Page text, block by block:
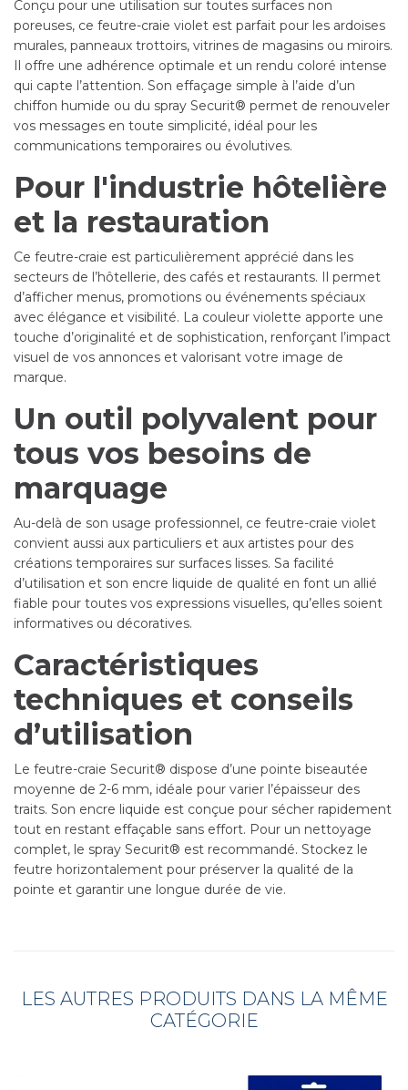
Conçu pour une utilisation sur toutes surfaces non
poreuses, ce feutre-craie violet est parfait pour les ardoises
murales, panneaux trottoirs, vitrines de magasins ou miroirs.
Il offre une adhérence optimale et un rendu coloré intense
qui capte l’attention. Son effaçage simple à l’aide d’un
chiffon humide ou du spray Securit® permet de renouveler
vos messages en toute simplicité, idéal pour les
communications temporaires ou évolutives.
Pour l'industrie hôtelière
et la restauration
Ce feutre-craie est particulièrement apprécié dans les
secteurs de l’hôtellerie, des cafés et restaurants. Il permet
d’afficher menus, promotions ou événements spéciaux
avec élégance et visibilité. La couleur violette apporte une
touche d’originalité et de sophistication, renforçant l’impact
visuel de vos annonces et valorisant votre image de
marque.
Un outil polyvalent pour
tous vos besoins de
marquage
Au-delà de son usage professionnel, ce feutre-craie violet
convient aussi aux particuliers et aux artistes pour des
créations temporaires sur surfaces lisses. Sa facilité
d’utilisation et son encre liquide de qualité en font un allié
fiable pour toutes vos expressions visuelles, qu’elles soient
informatives ou décoratives.
Caractéristiques
techniques et conseils
d’utilisation
Le feutre-craie Securit® dispose d’une pointe biseautée
moyenne de 2-6 mm, idéale pour varier l’épaisseur des
traits. Son encre liquide est conçue pour sécher rapidement
tout en restant effaçable sans effort. Pour un nettoyage
complet, le spray Securit® est recommandé. Stockez le
feutre horizontalement pour préserver la qualité de la
pointe et garantir une longue durée de vie.
LES AUTRES PRODUITS DANS LA MÊME
CATÉGORIE